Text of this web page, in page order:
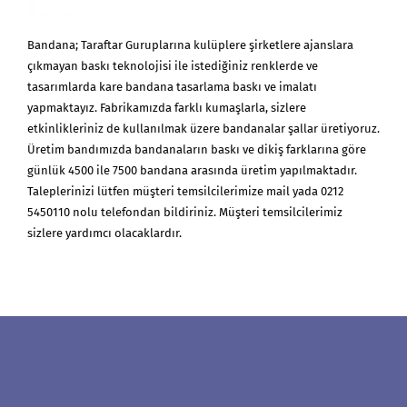
Bandana; Taraftar Guruplarına kulüplere şirketlere ajanslara
çıkmayan baskı teknolojisi ile istediğiniz renklerde ve
tasarımlarda kare bandana tasarlama baskı ve imalatı
yapmaktayız. Fabrikamızda farklı kumaşlarla, sizlere
etkinlikleriniz de kullanılmak üzere bandanalar şallar üretiyoruz.
Üretim bandımızda bandanaların baskı ve dikiş farklarına göre
günlük 4500 ile 7500 bandana arasında üretim yapılmaktadır.
Taleplerinizi lütfen müşteri temsilcilerimize mail yada 0212
5450110 nolu telefondan bildiriniz. Müşteri temsilcilerimiz
sizlere yardımcı olacaklardır.